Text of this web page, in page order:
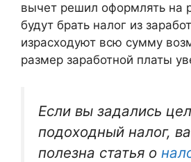
вычет решил оформлять на
будут брать налог из
израсходуют всю сумму
размер заработной платы
Если вы задались
подоходный налог,
полезна статья о